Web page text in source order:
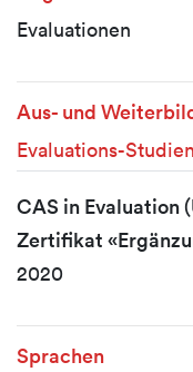
Evaluationen
Aus- und
Evaluations-
CAS in Evaluation
Zertifikat
2020
Sprachen